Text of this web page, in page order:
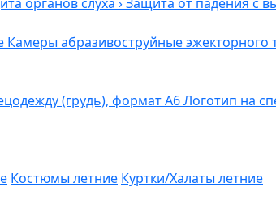
органов слуха ›Защита от падения с
Камеры абразивоструйные эжекторного
(грудь), формат А6Логотип на
Костюмы летние Куртки/Халаты летние